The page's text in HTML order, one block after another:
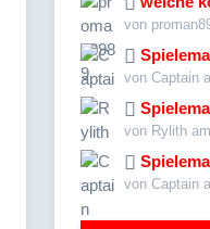
von
von Captain
von Rylith
von Captain